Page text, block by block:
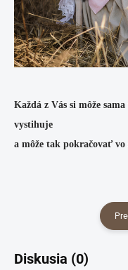
Každá z Vás si môže
vystihuje
a môže tak pokračovať
Diskusia (0)